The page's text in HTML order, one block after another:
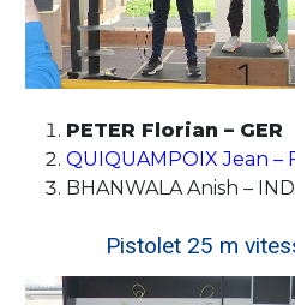
PETER Florian – GER
QUIQUAMPOIX Jean –
BHANWALA Anish – IND
Pistolet 25 m